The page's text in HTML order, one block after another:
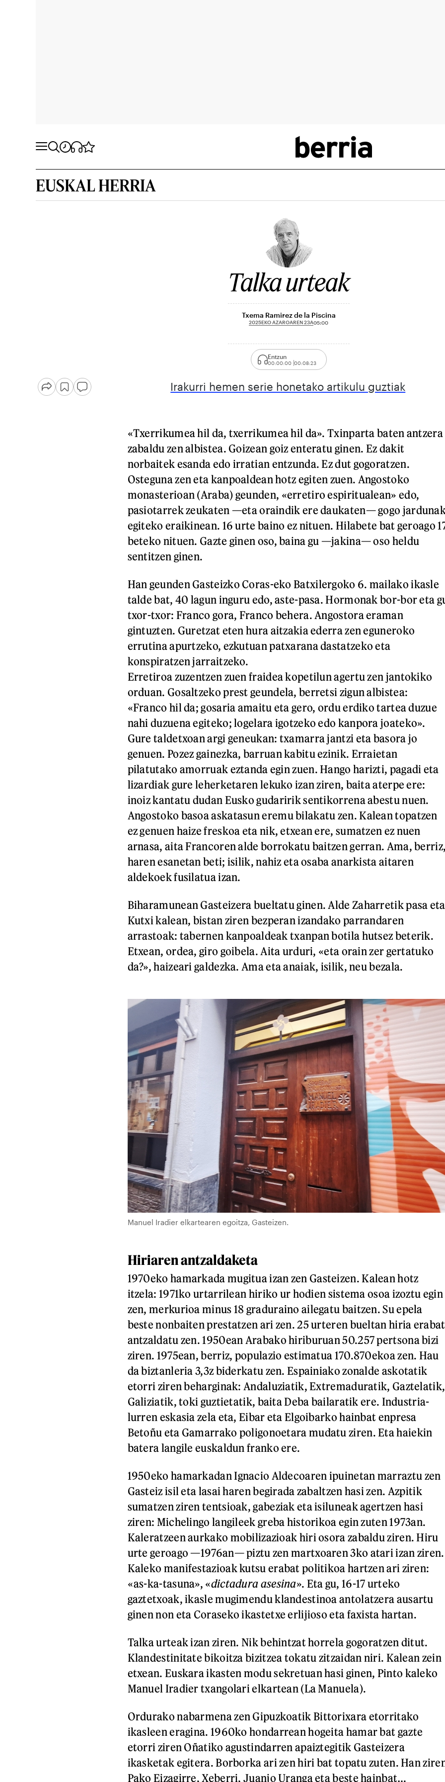
EUSKAL HERRIA
Talka urteak
Txema Ramirez de la Piscina
2025EKO AZAROAREN 23A05:00
Entzun
00:00:00 00:08:23
Irakurri hemen serie honetako artikulu guztiak
«Txerrikumea hil da, txerrikumea hil da». Txinparta baten antzera
zabaldu zen albistea. Goizean goiz enteratu ginen. Ez dakit
norbaitek esanda edo irratian entzunda. Ez dut gogoratzen.
Osteguna zen eta kanpoaldean hotz egiten zuen. Angostoko
monasterioan (Araba) geunden, «erretiro espiritualean» edo,
pasiotarrek zeukaten —eta oraindik ere daukaten— gogo
egiteko eraikinean. 16 urte baino ez nituen. Hilabete bat geroago
beteko nituen. Gazte ginen oso, baina gu —jakina— oso heldu
sentitzen ginen.
Han geunden Gasteizko Coras-eko Batxilergoko 6. mailako ikasle
talde bat, 40 lagun inguru edo, aste-pasa. Hormonak bor-bor eta
txor-txor: Franco gora, Franco behera. Angostora eraman
gintuzten. Guretzat eten hura aitzakia ederra zen eguneroko
errutina apurtzeko, ezkutuan patxarana dastatzeko eta
konspiratzen jarraitzeko.
Erretiroa zuzentzen zuen fraidea kopetilun agertu zen jantokiko
orduan. Gosaltzeko prest geundela, berretsi zigun albistea:
«Franco hil da; gosaria amaitu eta gero, ordu erdiko tartea duzue
nahi duzuena egiteko; logelara igotzeko edo kanpora joateko».
Gure taldetxoan argi geneukan: txamarra jantzi eta basora jo
genuen. Pozez gainezka, barruan kabitu ezinik. Erraietan
pilatutako amorruak eztanda egin zuen. Hango harizti, pagadi eta
lizardiak gure leherketaren lekuko izan ziren, baita aterpe ere:
inoiz kantatu dudan Eusko gudaririk sentikorrena abestu nuen.
Angostoko basoa askatasun eremu bilakatu zen. Kalean topatzen
ez genuen haize freskoa eta nik, etxean ere, sumatzen ez nuen
arnasa, aita Francoren alde borrokatu baitzen gerran. Ama,
haren esanetan beti; isilik, nahiz eta osaba anarkista aitaren
aldekoek fusilatua izan.
Biharamunean Gasteizera bueltatu ginen. Alde Zaharretik pasa eta
Kutxi kalean, bistan ziren bezperan izandako parrandaren
arrastoak: tabernen kanpoaldeak txanpan botila hutsez beterik.
Etxean, ordea, giro goibela. Aita urduri, «eta orain zer gertatuko
da?», haizeari galdezka. Ama eta anaiak, isilik, neu bezala.
Manuel Iradier elkartearen egoitza, Gasteizen.
Hiriaren antzaldaketa
1970eko hamarkada mugitua izan zen Gasteizen. Kalean hotz
itzela: 1971ko urtarrilean hiriko ur hodien sistema osoa izoztu egin
zen, merkurioa minus 18 graduraino ailegatu baitzen. Su epela
beste nonbaiten prestatzen ari zen. 25 urteren bueltan hiria erabat
antzaldatu zen. 1950ean Arabako hiriburuan 50.257 pertsona bizi
ziren. 1975ean, berriz, populazio estimatua 170.870ekoa zen. Hau
da biztanleria 3,3z biderkatu zen. Espainiako zonalde askotatik
etorri ziren beharginak: Andaluziatik, Extremaduratik, Gaztelatik,
Galiziatik, toki guztietatik, baita Deba bailaratik ere. Industria-
lurren eskasia zela eta, Eibar eta Elgoibarko hainbat enpresa
Betoñu eta Gamarrako poligonoetara mudatu ziren. Eta haiekin
batera langile euskaldun franko ere.
1950eko hamarkadan Ignacio Aldecoaren ipuinetan marraztu zen
Gasteiz isil eta lasai haren begirada zabaltzen hasi zen. Azpitik
sumatzen ziren tentsioak, gabeziak eta isiluneak agertzen hasi
ziren: Michelingo langileek greba historikoa egin zuten 1973an.
Kaleratzeen aurkako mobilizazioak hiri osora zabaldu ziren. Hiru
urte geroago —1976an— piztu zen martxoaren 3ko atari izan ziren.
Kaleko manifestazioak kutsu erabat politikoa hartzen ari ziren:
«as-ka-tasuna», «dictadura asesina». Eta gu, 16-17 urteko
gaztetxoak, ikasle mugimendu klandestinoa antolatzera ausartu
ginen non eta Coraseko ikastetxe erlijioso eta faxista hartan.
Talka urteak izan ziren. Nik behintzat horrela gogoratzen ditut.
Klandestinitate bikoitza bizitzea tokatu zitzaidan niri. Kalean zein
etxean. Euskara ikasten modu sekretuan hasi ginen, Pinto kaleko
Manuel Iradier txangolari elkartean (La Manuela).
Ordurako nabarmena zen Gipuzkoatik Bittorixara etorritako
ikasleen eragina. 1960ko hondarrean hogeita hamar bat gazte
etorri ziren Oñatiko agustindarren apaiztegitik Gasteizera
ikasketak egitera. Borborka ari zen hiri bat topatu zuten. Han
Pako Eizagirre, Xeberri, Juanjo Uranga eta beste hainbat…